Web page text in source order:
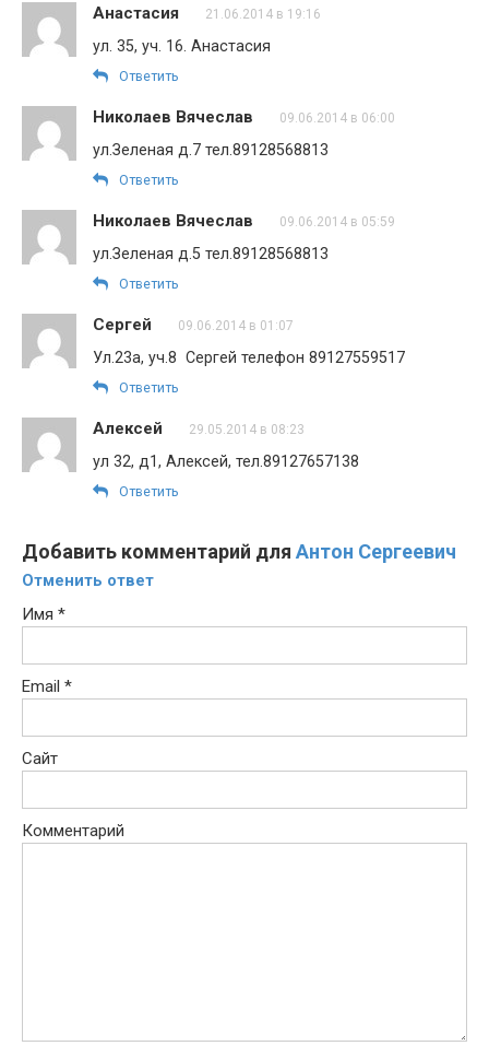
Анастасия 21.06.2014 в 19:16
ул. 35, уч. 16. Анастасия
Ответить
Николаев Вячеслав 09.06.2014 в 06:00
ул.Зеленая д.7 тел.89128568813
Ответить
Николаев Вячеслав 09.06.2014 в 05:59
ул.Зеленая д.5 тел.89128568813
Ответить
Сергей 09.06.2014 в 01:07
Ул.23а, уч.8 Сергей телефон 89127559517
Ответить
Алексей 29.05.2014 в 08:23
ул 32, д1, Алексей, тел.89127657138
Ответить
Добавить комментарий для Антон Сергеевич
Отменить ответ
Имя *
Email *
Сайт
Комментарий